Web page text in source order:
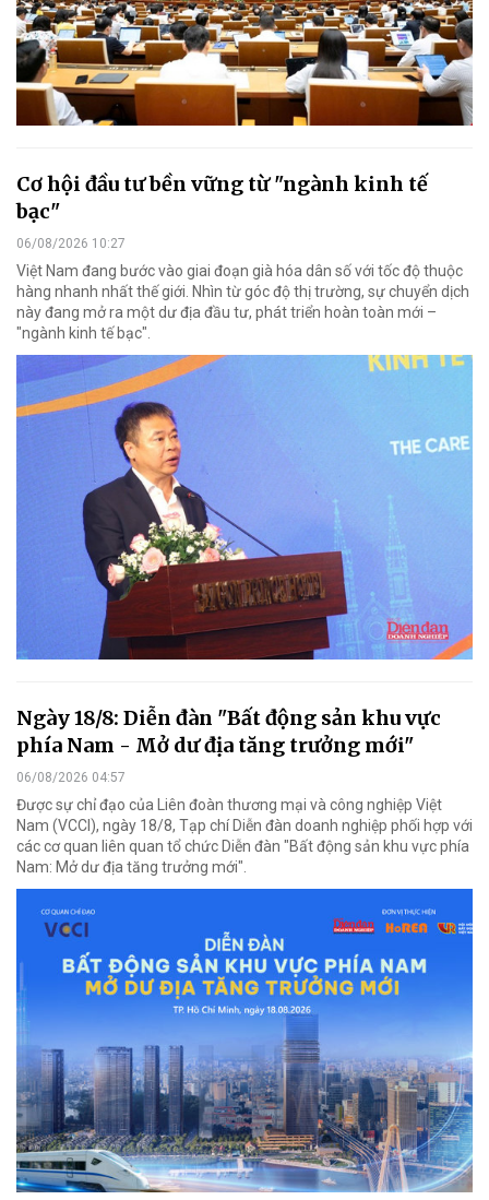
Cơ hội đầu tư bền vững từ "ngành kinh tế
bạc"
06/08/2026 10:27
Việt Nam đang bước vào giai đoạn già hóa dân số với tốc độ thuộc
hàng nhanh nhất thế giới. Nhìn từ góc độ thị trường, sự chuyển dịch
này đang mở ra một dư địa đầu tư, phát triển hoàn toàn mới –
"ngành kinh tế bạc".
Ngày 18/8: Diễn đàn "Bất động sản khu vực
phía Nam - Mở dư địa tăng trưởng mới"
06/08/2026 04:57
Được sự chỉ đạo của Liên đoàn thương mại và công nghiệp Việt
Nam (VCCI), ngày 18/8, Tạp chí Diễn đàn doanh nghiệp phối hợp với
các cơ quan liên quan tổ chức Diễn đàn "Bất động sản khu vực phía
Nam: Mở dư địa tăng trưởng mới".